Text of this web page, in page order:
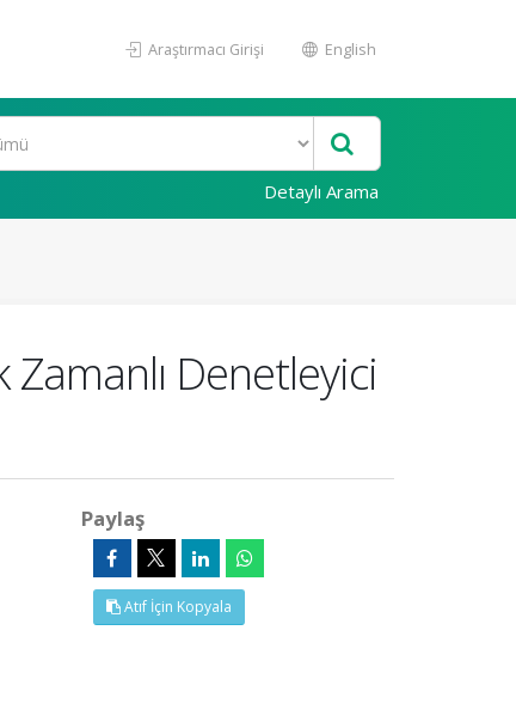
Araştırmacı Girişi English
Detaylı Arama
Zamanlı Denetleyici
Paylaş
Atıf İçin Kopyala